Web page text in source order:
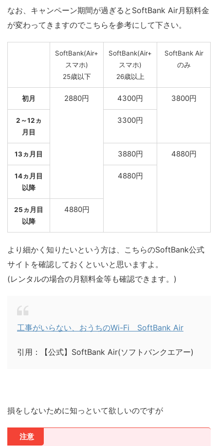
なお、キャンペーン期間が過ぎるとSoftBank Air月額料金
が変わってきますのでこちらを参考にして下さい。
SoftBank(Air+
スマホ)
25歳以下
SoftBank(Air+
スマホ)
26歳以上
SoftBank Air
のみ
初月 2880円 4300円 3800円
2～12ヵ
月目
3300円
13ヵ月目 3880円 4880円
14ヵ月目
以降
4880円
25ヵ月目
以降
4880円
より細かく知りたいという方は、こちらのSoftBank公式
サイトを確認しておくといいと思いますよ。
(レンタルの場合の月額料金等も確認できます。)
工事がいらない、おうちのWi-Fi SoftBank Air
引用：【公式】SoftBank Air(ソフトバンクエアー)
損をしないために知っといて欲しいのですが
注意